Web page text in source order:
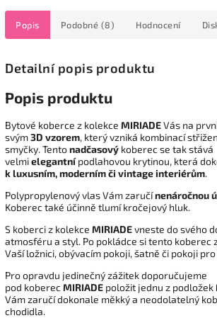
Popis Podobné (8) Hodnocení
Detailní popis produktu
Popis produktu
Bytové koberce z kolekce MIRIADEVás na
svým3D vzorem, který vzniká kombinací
smyčky. Tentonadčasový koberec se tak stává
velmielegantní podlahovou krytinou, která
k luxusním, moderním či vintage interiérům.
Polypropylenovývlas Vám zaručínenáročnou
Koberec také účinně tlumí kročejový hluk.
S koberci z kolekce MIRIADEvneste do svého
atmosféru a styl. Po pokládce si tento koberec
Vaší ložnici, obývacím pokoji, šatně či pokoji
Pro opravdu jedinečný zážitek doporučujeme
pod koberec MIRIADE položit jednu z podložek
Vám zaručí dokonale měkký a neodolatelný
chodidla.